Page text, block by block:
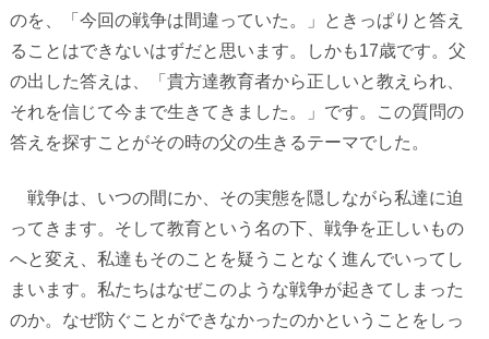
のを、「今回の戦争は間違っていた。」ときっぱりと答え
ることはできないはずだと思います。しかも17歳です。父
の出した答えは、「貴方達教育者から正しいと教えられ、
それを信じて今まで生きてきました。」です。この質問の
答えを探すことがその時の父の生きるテーマでした。
戦争は、いつの間にか、その実態を隠しながら私達に迫
ってきます。そして教育という名の下、戦争を正しいもの
へと変え、私達もそのことを疑うことなく進んでいってし
まいます。私たちはなぜこのような戦争が起きてしまった
のか。なぜ防ぐことができなかったのかということをしっ